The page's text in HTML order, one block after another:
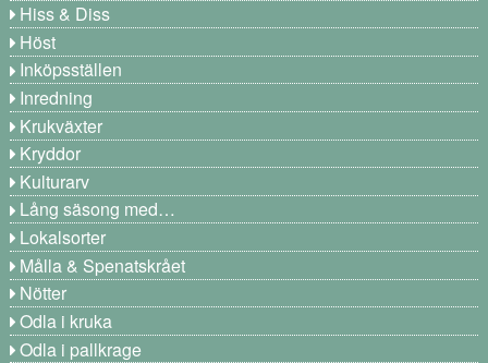
Hiss & Diss
Höst
Inköpsställen
Inredning
Krukväxter
Kryddor
Kulturarv
Lång säsong med…
Lokalsorter
Målla & Spenatskrået
Nötter
Odla i kruka
Odla i pallkrage